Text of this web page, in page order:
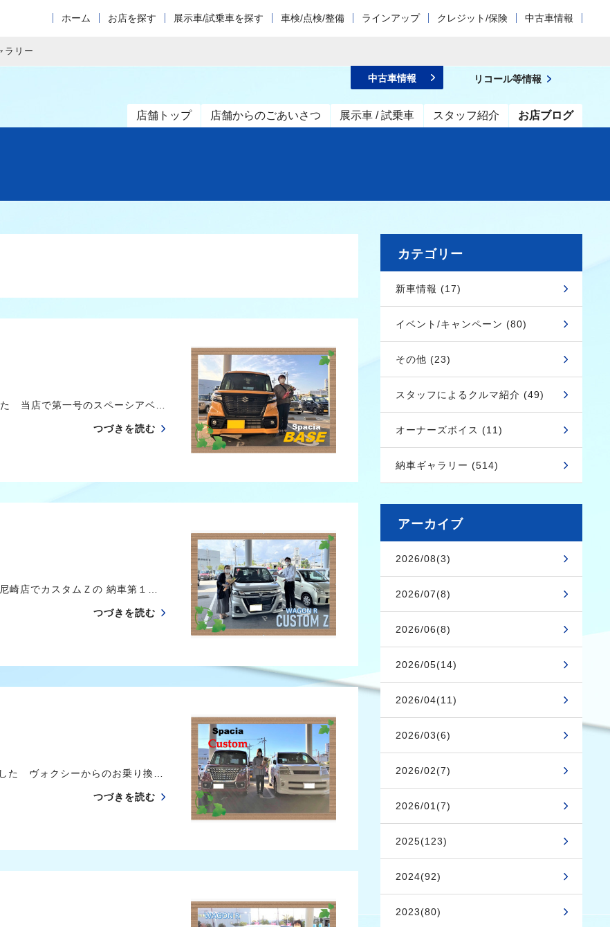
ホーム お店を探す 展示車/試乗車を探す 車検/点検/整備 ラインアップ クレジット/保険 中古車情報
ラリー
店舗トップ 店舗からのごあいさつ 展示車 / 試乗車 スタッフ紹介 お店ブログ
中古車情報 リコール等情報
当店で第一号のスペーシアベ…
つづきを読む
崎店でカスタムＺの 納車第１…
つづきを読む
た ヴォクシーからのお乗り換…
つづきを読む
カテゴリー
新車情報 (17)
イベント/キャンペーン (80)
その他 (23)
スタッフによるクルマ紹介 (49)
オーナーズボイス (11)
納車ギャラリー (514)
アーカイブ
2026/08(3)
2026/07(8)
2026/06(8)
2026/05(14)
2026/04(11)
2026/03(6)
2026/02(7)
2026/01(7)
2025(123)
2024(92)
2023(80)